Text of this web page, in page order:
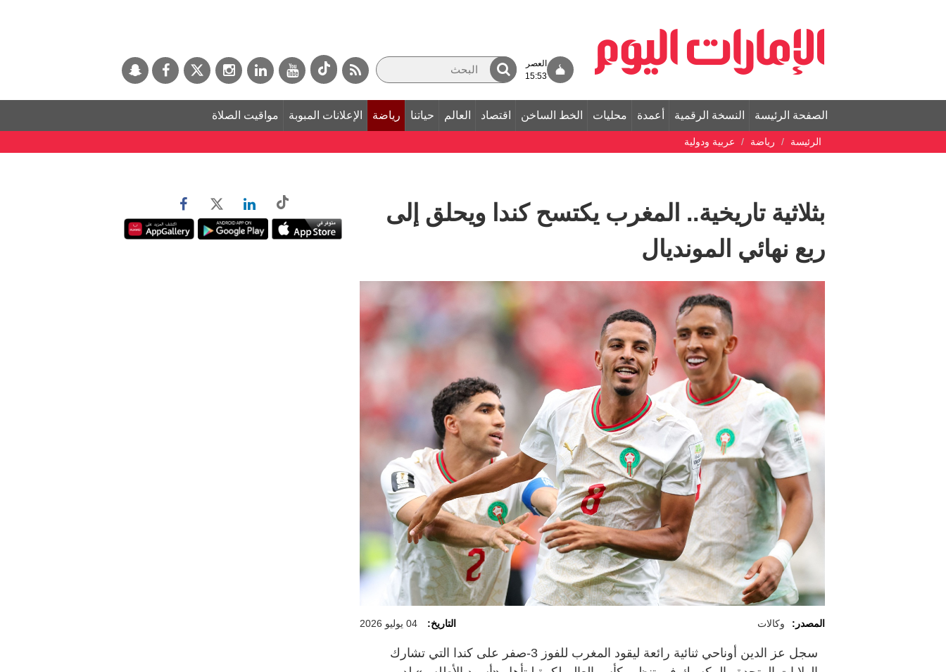
العصر
15:53
الصفحة الرئيسة النسخة الرقمية أعمدة محليات الخط الساخن اقتصاد العالم حياتنا رياضة الإعلانات المبوبة مواقيت الصلاة
الرئيسة رياضة عربية ودولية
بثلاثية تاريخية.. المغرب يكتسح كندا ويحلق إلى
ربع نهائي المونديال
المصدر: وكالات التاريخ: 04 يوليو 2026
سجل عز الدين أوناحي ​ثنائية رائعة ليقود المغرب للفوز 3-صفر على كندا ‌التي ​تشارك